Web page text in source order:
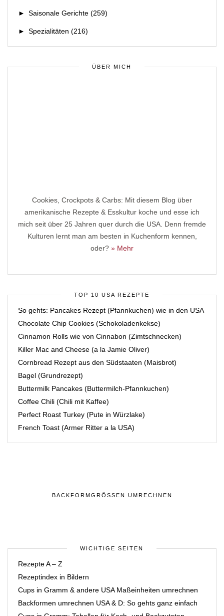
► Saisonale Gerichte (259)
► Spezialitäten (216)
ÜBER MICH
Cookies, Crockpots & Carbs: Mit diesem Blog über
amerikanische Rezepte & Esskultur koche und esse ich
mich seit über 25 Jahren quer durch die USA. Denn fremde
Kulturen lernt man am besten in Kuchenform kennen,
oder? » Mehr
TOP 10 USA REZEPTE
So gehts: Pancakes Rezept (Pfannkuchen) wie in den USA
Chocolate Chip Cookies (Schokoladenkekse)
Cinnamon Rolls wie von Cinnabon (Zimtschnecken)
Killer Mac and Cheese (a la Jamie Oliver)
Cornbread Rezept aus den Südstaaten (Maisbrot)
Bagel (Grundrezept)
Buttermilk Pancakes (Buttermilch-Pfannkuchen)
Coffee Chili (Chili mit Kaffee)
Perfect Roast Turkey (Pute in Würzlake)
French Toast (Armer Ritter a la USA)
BACKFORMGRÖSSEN UMRECHNEN
WICHTIGE SEITEN
Rezepte A – Z
Rezeptindex in Bildern
Cups in Gramm & andere USA Maßeinheiten umrechnen
Backformen umrechnen USA & D: So gehts ganz einfach